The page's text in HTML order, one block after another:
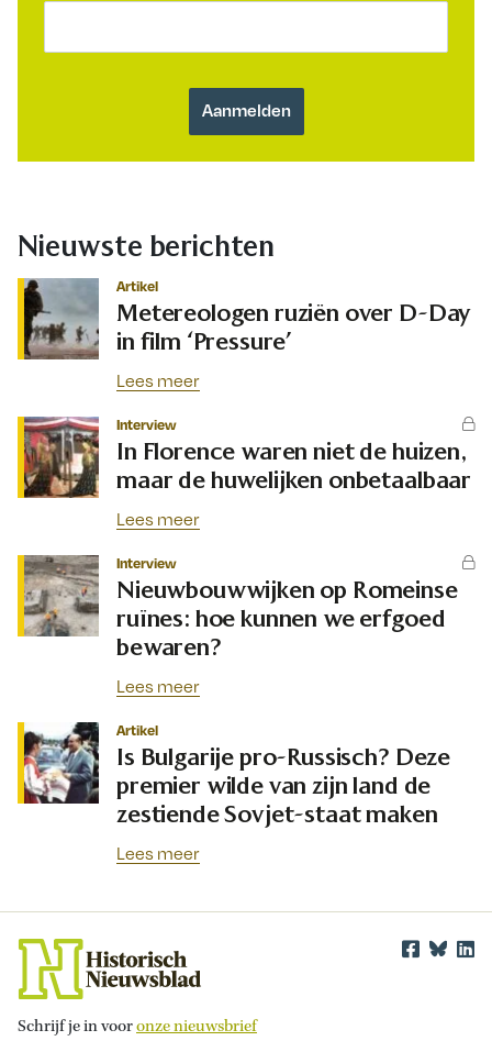
Nieuwste berichten
Artikel
Metereologen ruziën over D-Day
in film ‘Pressure’
Lees meer
Interview
In Florence waren niet de huizen,
maar de huwelijken onbetaalbaar
Lees meer
Interview
Nieuwbouwwijken op Romeinse
ruïnes: hoe kunnen we erfgoed
bewaren?
Lees meer
Artikel
Is Bulgarije pro-Russisch? Deze
premier wilde van zijn land de
zestiende Sovjet-staat maken
Lees meer
Schrijf je in vooronze nieuwsbrief